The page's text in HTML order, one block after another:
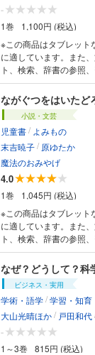
-
1巻
1,100円 (税込)
※この商品はタブレット
に適しています。また
ト、検索、辞書の参照、引用
ねしょをしてはお母さ
きみで、いきたくない
イレにいくと、そこに
び、どうぶつがいてび
あらわれて・・・。か
くのが楽しみになって・
ながぐつをはいたど
小説・文芸
児童書/ よみもの
末吉暁子/ 原ゆたか
魔法のおみやげ
4.0
1巻
1,045円 (税込)
※この商品はタブレット
に適しています。また
ト、検索、辞書の参照、引用
るという赤い靴をはい
はいたどろぼうねこが
なぜ？どうして？科
ビジネス・実用
学術・語学/学習・知育
大山光晴ほか/ 戸田和代
-
1～3巻
815円 (税込)